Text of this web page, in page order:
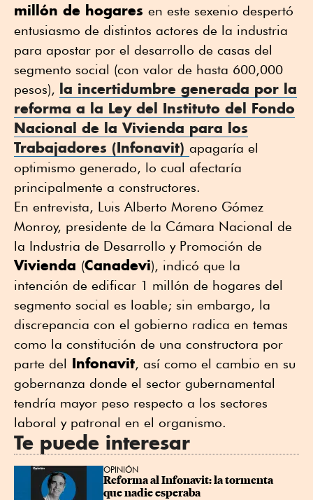
millón de hogares en este sexenio despertó
entusiasmo de distintos actores de la industria
para apostar por el desarrollo de casas del
segmento social (con valor de hasta 600,000
pesos), la incertidumbre generada por la
reforma a la Ley del Instituto del Fondo
Nacional de la Vivienda para los
Trabajadores (Infonavit) apagaría el
optimismo generado, lo cual afectaría
principalmente a constructores.
En entrevista, Luis Alberto Moreno Gómez
Monroy, presidente de la Cámara Nacional de
la Industria de Desarrollo y Promoción de
Vivienda (Canadevi), indicó que la
intención de edificar 1 millón de hogares del
segmento social es loable; sin embargo, la
discrepancia con el gobierno radica en temas
como la constitución de una constructora por
parte del Infonavit, así como el cambio en su
gobernanza donde el sector gubernamental
tendría mayor peso respecto a los sectores
laboral y patronal en el organismo.
Te puede interesar
OPINIÓN
Reforma al Infonavit: la tormenta
que nadie esperaba